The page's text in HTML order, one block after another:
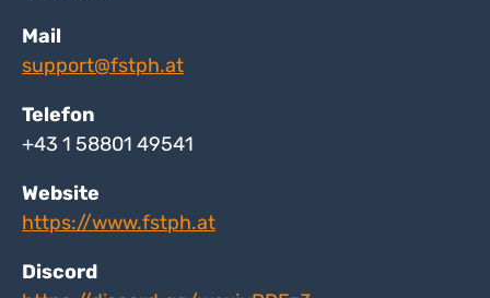
Mail
support@fstph.at
Telefon
+43 1 58801 49541
Website
https://www.fstph.at
Discord